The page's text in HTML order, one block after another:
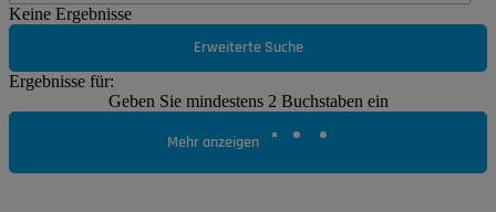
Keine Ergebnisse
Erweiterte Suche
Ergebnisse für:
Geben Sie mindestens 2 Buchstaben ein
Mehr anzeigen